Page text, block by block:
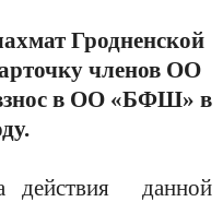
Гродненской
членов ОО
в ОО «БФШ» в
действия
данной